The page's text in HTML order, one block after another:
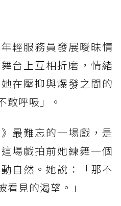
輕服務員發展曖昧情
台上互相折磨，情緒
在壓抑與爆發之間的
敢呼吸」。
最難忘的一場戲，是
場戲拍前她練舞一個
自然。她說：「那不
見的渴望。」